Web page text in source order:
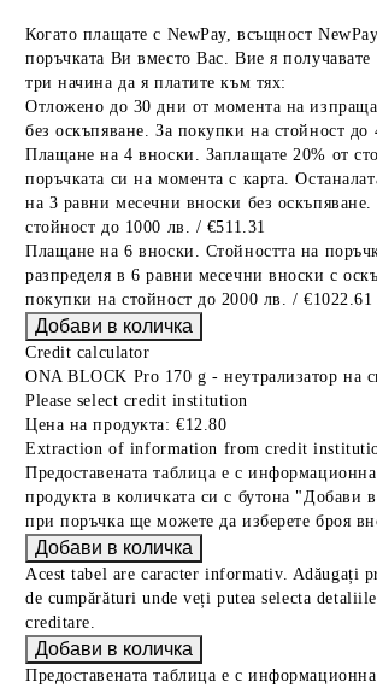
Когато плащате с NewPay, всъщност
поръчката Ви вместо Вас. Вие я получавате
три начина да я платите към тях:
Отложено до 30 дни от момента на
без оскъпяване. За покупки на стойност
Плащане на 4 вноски. Заплащате 20% от
поръчката си на момента с карта.
на 3 равни месечни вноски без
стойност до 1000 лв. / €511.31
Плащане на 6 вноски. Стойността на
разпределя в 6 равни месечни вноски с
покупки на стойност до 2000 лв. / €1022.61
Credit calculator
ONA BLOCK Pro 170 g - неутрализатор на
Please select credit institution
Цена на продукта: €12.80
Extraction of information from credit
Предоставената таблица е с
продукта в количката си с бутона "Добави
при поръчка ще можете да изберете броя
Acest tabel are caracter informativ. Adăugați
de cumpărături unde veți putea selecta
creditare.
Предоставената таблица е с